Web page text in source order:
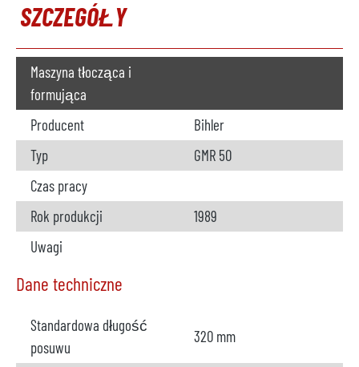
SZCZEGÓŁY
Maszyna tłocząca i
formująca
Producent
Bihler
Typ
GMR 50
Czas pracy
Rok produkcji
1989
Uwagi
Dane techniczne
Standardowa długość
posuwu
320 mm